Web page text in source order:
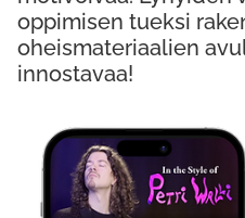
oppimisen tueksi
oheismateriaalien
innostavaa!